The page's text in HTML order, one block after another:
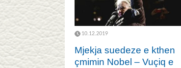
10.12.2019
Mjekja suedeze e kthen
çmimin Nobel – Vuçiq e